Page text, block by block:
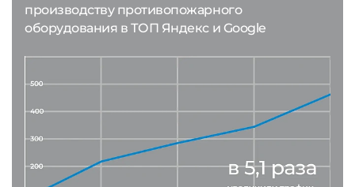
производству противопожарного
оборудования в ТОП Яндекс и Google